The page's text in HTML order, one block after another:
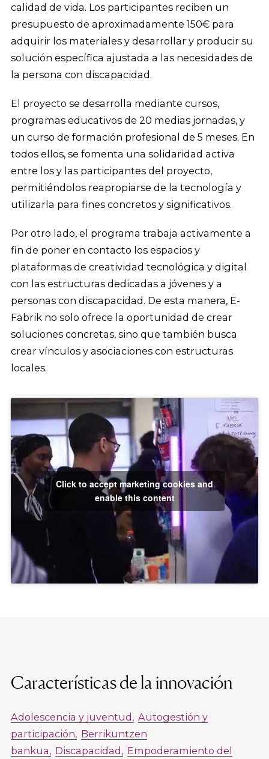
calidad de vida. Los participantes reciben un
presupuesto de aproximadamente 150€ para
adquirir los materiales y desarrollar y producir su
solución específica ajustada a las necesidades de
la persona con discapacidad.
El proyecto se desarrolla mediante cursos,
programas educativos de 20 medias jornadas, y
un curso de formación profesional de 5 meses. En
todos ellos, se fomenta una solidaridad activa
entre los y las participantes del proyecto,
permitiéndolos reapropiarse de la tecnología y
utilizarla para fines concretos y significativos.
Por otro lado, el programa trabaja activamente a
fin de poner en contacto los espacios y
plataformas de creatividad tecnológica y digital
con las estructuras dedicadas a jóvenes y a
personas con discapacidad. De esta manera, E-
Fabrik no solo ofrece la oportunidad de crear
soluciones concretas, sino que también busca
crear vínculos y asociaciones con estructuras
locales.
Click to accept marketing cookies and
enable this content
Características de la innovación
Adolescencia y juventud
Autogestión y
participación Berrikuntzen
bankua
Discapacidad Empoderamiento del